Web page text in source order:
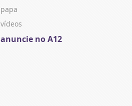
papa
vídeos
anuncie no A12